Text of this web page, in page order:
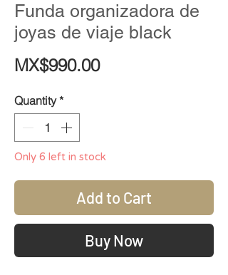
Funda organizadora de
joyas de viaje black
MX$990.00Price
Quantity *
Only 6 left in stock
Add to Cart
Buy Now